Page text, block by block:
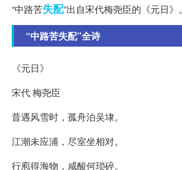
“中路苦失配”出自宋代梅尧臣的《元日》。
“中路苦失配”全诗
《元日》
宋代 梅尧臣
昔遇风雪时，孤舟泊吴埭。
江潮未应浦，尽室坐相对。
行庖得海物，咸酸何琐碎。